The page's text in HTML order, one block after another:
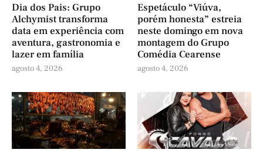
Dia dos Pais: Grupo
Alchymist transforma
data em experiência com
aventura, gastronomia e
lazer em família
agosto 4, 2026
Espetáculo “Viúva,
porém honesta” estreia
neste domingo em nova
montagem do Grupo
Comédia Cearense
agosto 4, 2026